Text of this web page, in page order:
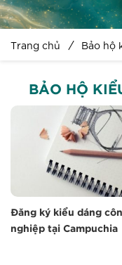
Hỏi đáp
Tuyển dụng
Liên hệ
Trang chủ Bảo hộ
BẢO HỘ
Đăng ký kiểu dáng
nghiệp tại Campuchia